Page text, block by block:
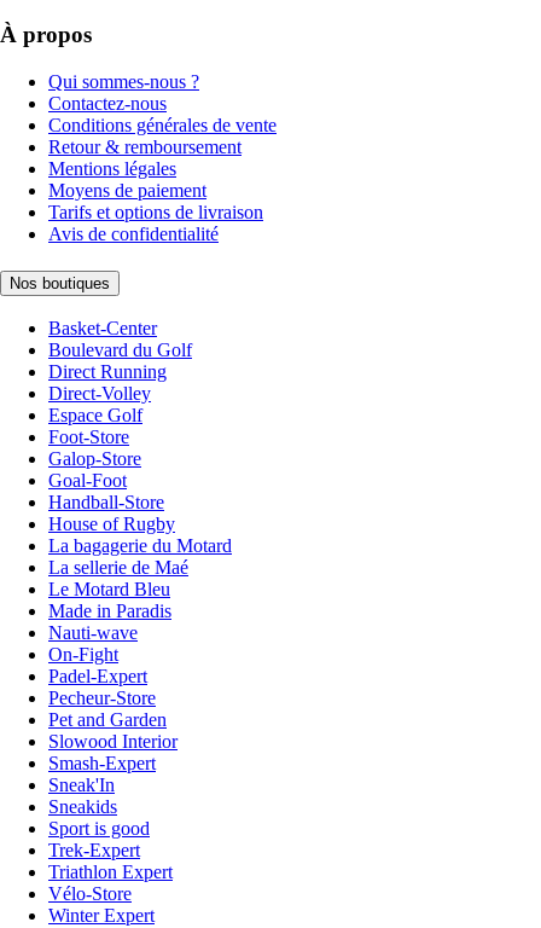
À propos
Qui sommes-nous ?
Contactez-nous
Conditions générales de vente
Retour & remboursement
Mentions légales
Moyens de paiement
Tarifs et options de livraison
Avis de confidentialité
Nos boutiques
Basket-Center
Boulevard du Golf
Direct Running
Direct-Volley
Espace Golf
Foot-Store
Galop-Store
Goal-Foot
Handball-Store
House of Rugby
La bagagerie du Motard
La sellerie de Maé
Le Motard Bleu
Made in Paradis
Nauti-wave
On-Fight
Padel-Expert
Pecheur-Store
Pet and Garden
Slowood Interior
Smash-Expert
Sneak'In
Sneakids
Sport is good
Trek-Expert
Triathlon Expert
Vélo-Store
Winter Expert